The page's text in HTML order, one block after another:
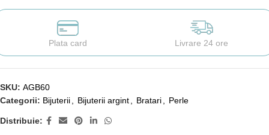
Plata card Livrare 24 ore
SKU: AGB60
Categorii: Bijuterii Bijuterii argint Bratari Perle
Distribuie: